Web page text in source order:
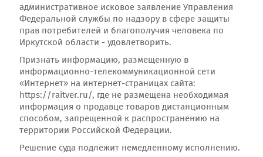
административное исковое заявление Управления
Федеральной службы по надзору в сфере защиты
прав потребителей и благополучия человека по
Иркутской области - удовлетворить.
Признать информацию, размещенную в
информационно-телекоммуникационной сети
«Интернет» на интернет-страницах сайта:
https://raitver.ru/, где не размещена необходимая
информация о продавце товаров дистанционным
способом, запрещенной к распространению на
территории Российской Федерации.
Решение суда подлежит немедленному исполнению.